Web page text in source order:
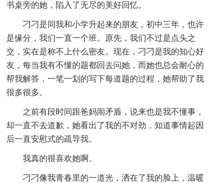
书桌旁的她，陷入了无尽的美好回忆。
刁刁是同我和小学升起来的朋友，初中三年，也许
是缘分，我们一直一个班。原先，我们不过是点头之
交，实在是称不上什么密友。现在，刁刁是我的知心好
友，每当我有不懂的题都回去问她，而她也总会耐心的
帮我解答，一笔一划的写下每道题的过程，她帮助了我
很多很多。
之前有段时间跟爸妈闹矛盾，说来也是我不懂事，
却一直不去道歉，她看出了我的不对劲，知道事情起因
后一直安慰式的疏导我。
我真的很喜欢她啊。
刁刁像我青春里的一道光，洒在了我的脸上，温暖